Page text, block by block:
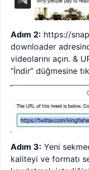
Adım 2: https://
downloader
videolarını açın. &
“İndir” düğmesine
Adım 3: Yeni
kaliteyi ve formatı